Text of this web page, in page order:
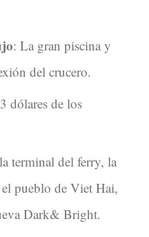
: La gran piscina y
del crucero.
dólares de los
terminal del ferry, la
pueblo de Viet Hai,
Dark& Bright.